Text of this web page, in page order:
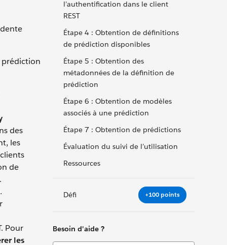
l’authentification dans le client
REST
Étape 4 : Obtention de définitions
de prédiction disponibles
Étape 5 : Obtention des
métadonnées de la définition de
prédiction
Étape 6 : Obtention de modèles
associés à une prédiction
Étape 7 : Obtention de prédictions
Évaluation du suivi de l’utilisation
Ressources
Défi +100 points
Besoin d'aide ?
prédiction
des
les
de
Pour
les